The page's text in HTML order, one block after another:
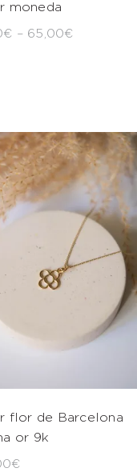
moneda
€ – 65,00€
flor de Barcelona
or 9k
€